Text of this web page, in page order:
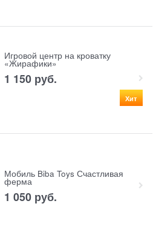
Игровой центр на кроватку
«Жирафики»
1 150 руб.
Хит
Мобиль Biba Toys Счастливая
ферма
1 050 руб.